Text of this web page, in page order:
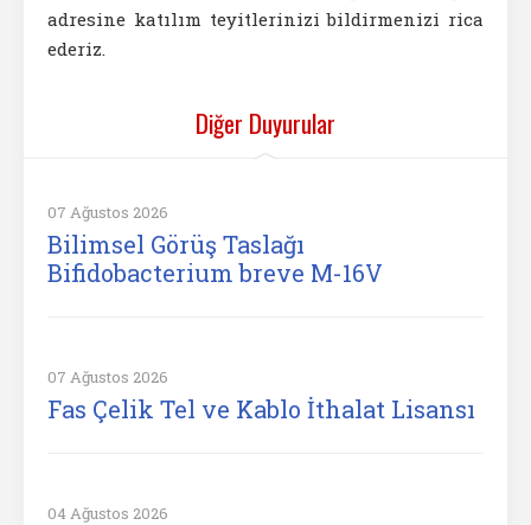
adresine katılım teyitlerinizi bildirmenizi rica
ederiz.
Diğer Duyurular
07 Ağustos 2026
Bilimsel Görüş Taslağı
Bifidobacterium breve M-16V
07 Ağustos 2026
Fas Çelik Tel ve Kablo İthalat Lisansı
04 Ağustos 2026